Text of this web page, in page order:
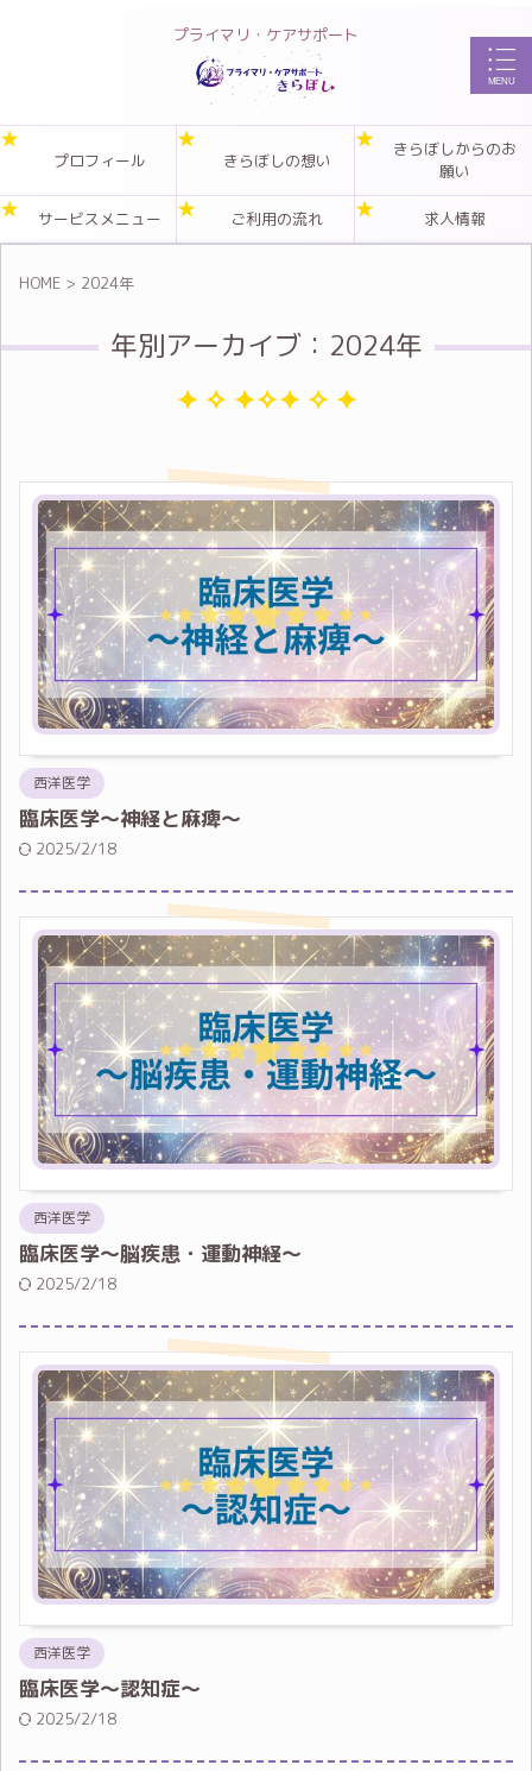
プライマリ・ケアサポート
プロフィール きらぼしの想い
きらぼしからのお
願い
サービスメニュー ご利用の流れ 求人情報
HOME > 2024年
年別アーカイブ：2024年
西洋医学
臨床医学～神経と麻痺～
2025/2/18
西洋医学
臨床医学～脳疾患・運動神経～
2025/2/18
西洋医学
臨床医学～認知症～
2025/2/18